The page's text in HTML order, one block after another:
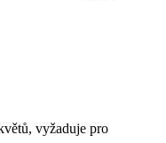
vyžaduje pro